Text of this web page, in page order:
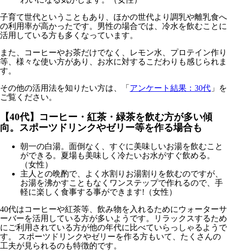
子育て世代ということもあり、ほかの世代より調乳や離乳食へ
の利用率が高かったです。男性の場合では、冷水を飲むことに
活用している方も多くなっています。
また、コーヒーやお茶だけでなく、レモン水、プロテイン作り
等、様々な使い方があり、お水に対するこだわりも感じられま
す。
その他の活用法を知りたい方は、「 アンケート結果：30代 」を
ご覧ください。
【40代】コーヒー・紅茶・緑茶を飲む方が多い傾
向。スポーツドリンクやゼリー等を作る場合も
朝一の白湯。面倒なく、すぐに美味しいお湯を飲むこと
ができる。夏場も美味しく冷たいお水がすぐ飲める。
（女性）
主人との晩酌で、よく水割りお湯割りを飲むのですが、
お湯を沸かすこともなくワンステップで作れるので、手
軽に楽しく食事する事ができます!（女性）
40代はコーヒーや紅茶等、飲み物を入れるためにウォーターサ
ーバーを活用している方が多いようです。リラックスするため
にご利用されている方が他の年代に比べていらっしゃるようで
す。 スポーツドリンクやゼリーを作る方もいて、たくさんの
工夫が見られるのも特徴的です。